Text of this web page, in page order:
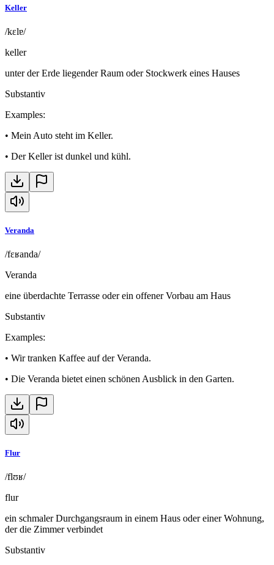
Keller
/kɛlɐ/
keller
unter der Erde liegender Raum oder Stockwerk eines Hauses
Substantiv
Examples:
• Mein Auto steht im Keller.
• Der Keller ist dunkel und kühl.
Veranda
/fɛʁanda/
Veranda
eine überdachte Terrasse oder ein offener Vorbau am Haus
Substantiv
Examples:
• Wir tranken Kaffee auf der Veranda.
• Die Veranda bietet einen schönen Ausblick in den Garten.
Flur
/flʊʁ/
flur
ein schmaler Durchgangsraum in einem Haus oder einer Wohnung,
der die Zimmer verbindet
Substantiv